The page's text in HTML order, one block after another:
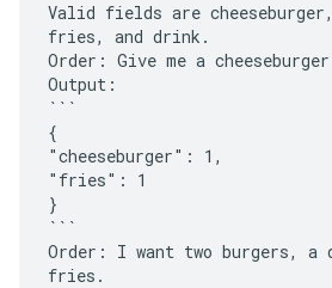
Valid fields are cheeseburger,
fries, and drink.
Order: Give me a
Output:
```
{
"cheeseburger": 1,
"fries": 1
}
```
Order: I want two burgers, a
fries.